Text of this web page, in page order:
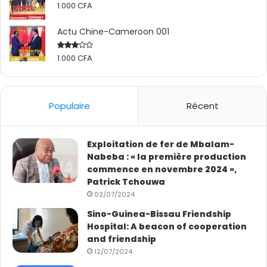
ce qui nous donne beaucoup d’espoir. Nous remercions
sincèrement l’équipe médicale chinoise. Merci à la
Chine ! »
« La Chine a apporté des aides concrètes au Tchad
dans plusieurs domaines. De la 1ère à la 18e équipe
médicale chinoise au Tchad, j’ai vu l’amitié entre les
peuples chinois et tchadien s’enraciner et s’épanouir
1.000 CFA
Actu Chine-Cameroon 001
Rated
1.000 CFA
Populaire Récent
Exploitation de fer de Mbalam-
Nabeba : « la première production
commence en novembre 2024 »,
Patrick Tchouwa
02/07/2024
Sino-Guinea-Bissau Friendship
Hospital: A beacon of cooperation
and friendship
12/07/2024